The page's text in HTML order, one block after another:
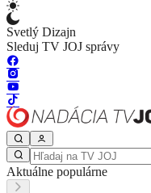
Svetlý Dizajn
Sleduj TV JOJ správy
Aktuálne populárne